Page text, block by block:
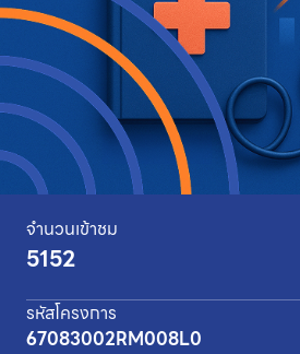
จำนวนเข้าชม
5152
รหัสโครงการ
67083002RM008L0